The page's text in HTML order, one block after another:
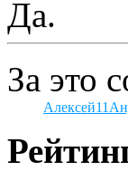
Да.
За это